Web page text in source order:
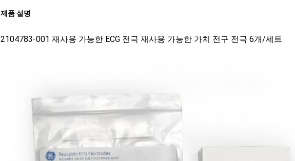
제품 설명
2104783-001 재사용 가능한 ECG 전극 재사용 가능한 가치 전구 전극 6개/세트